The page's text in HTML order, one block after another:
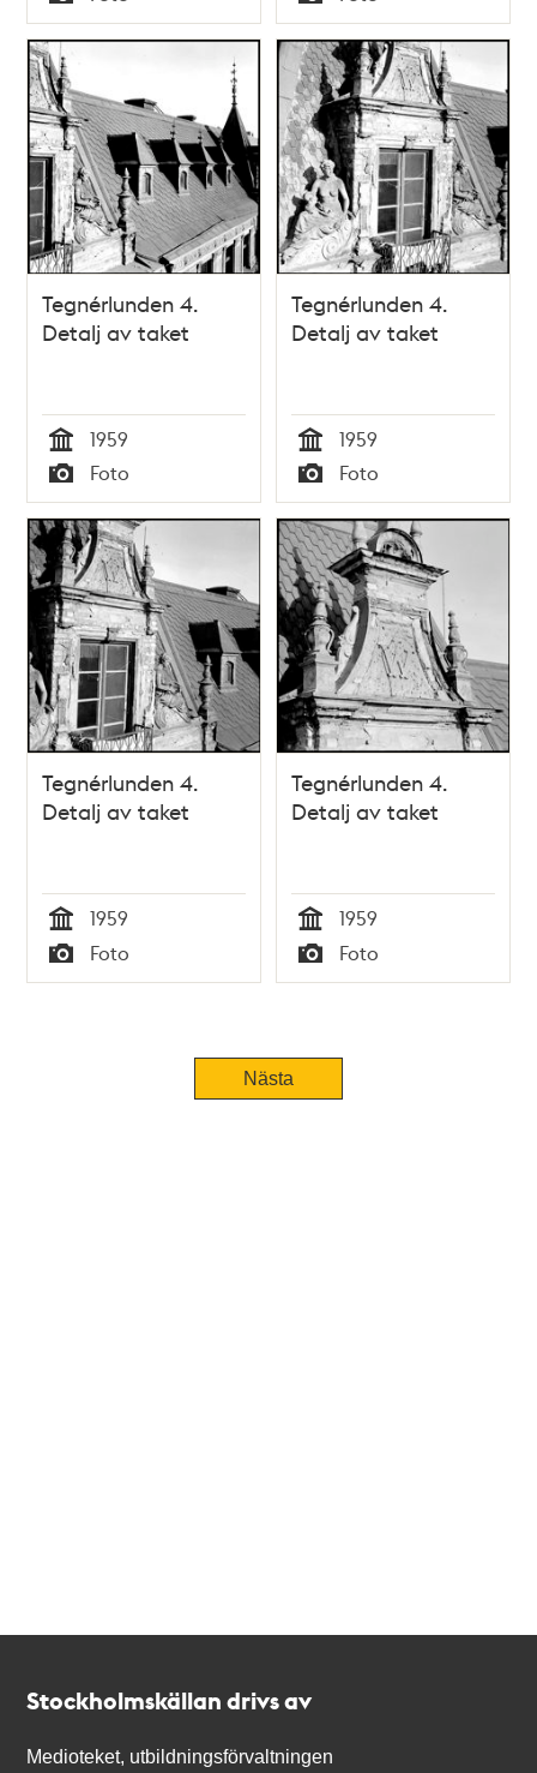
Typ Typ
Tegnérlunden 4.
Detalj av taket
Tid
1959
Typ
Foto
Tegnérlunden 4.
Detalj av taket
Tid
1959
Typ
Foto
Tegnérlunden 4.
Detalj av taket
Tid
1959
Typ
Foto
Tegnérlunden 4.
Detalj av taket
Tid
1959
Typ
Foto
Nästa
Stockholmskällan drivs av
Medioteket, utbildningsförvaltningen